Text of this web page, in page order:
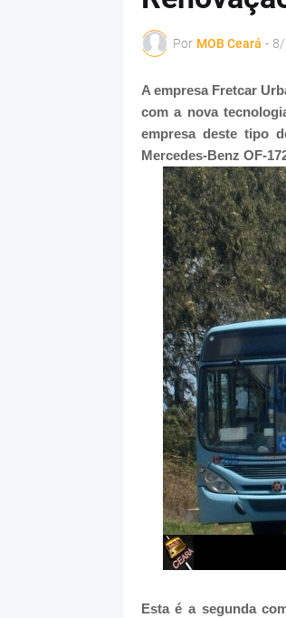
Por MOB Ceará -
A empresa Fretcar
com a nova
empresa deste tipo
Mercedes-Benz OF-
Esta é a segunda